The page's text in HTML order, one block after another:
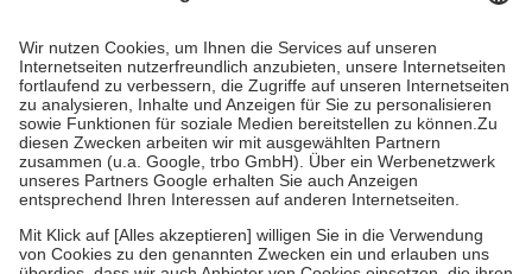
höchstens zehn Euro.
Es sind jedoch nie mehr als die tatsächlichen
Kosten der Leistung zu entrichten.
Diese Regeln gelten grundsätzlich auch für Online-Apotheken.
Bei Heilmitteln und häuslicher Krankenpflege beträgt die
Zuzahlung zehn Prozent der Kosten sowie zehn Euro je
Verordnung.
Um das Engagement der Versicherten für ihre eigene Gesundheit zu
stärken und die besondere Stellung der Familie zu unterstützen,
fallenkeine Zuzahlungenan bei:
• Kindern und Jugendlichen bis zum vollendeten 18. Lebensjahr